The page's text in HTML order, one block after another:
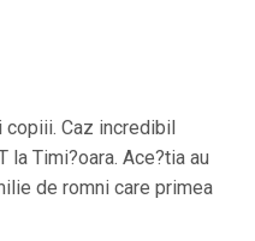
copiii. Caz incredibil
Timi?oara. Ace?tia au
de romni care primea